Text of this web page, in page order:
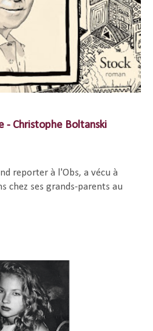
- Christophe Boltanski
reporter à l'Obs, a vécu à
chez ses grands-parents au